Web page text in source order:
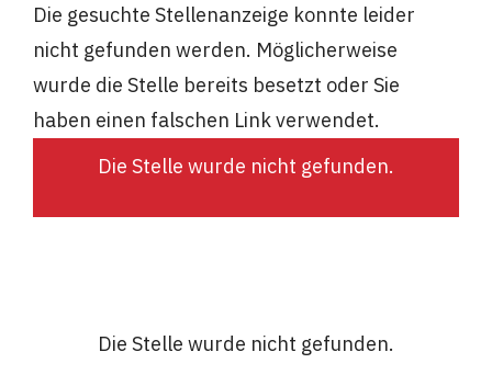
Die gesuchte Stellenanzeige konnte leider
nicht gefunden werden. Möglicherweise
wurde die Stelle bereits besetzt oder Sie
haben einen falschen Link verwendet.
Die Stelle wurde nicht gefunden.
Die Stelle wurde nicht gefunden.